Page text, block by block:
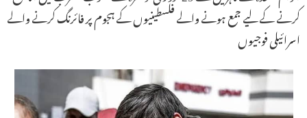
کرنے کے لیے جمع ہونے والے فلسطینیوں کے ہجوم پر فائرنگ کرنے والے
اسرائیلی فوجیوں